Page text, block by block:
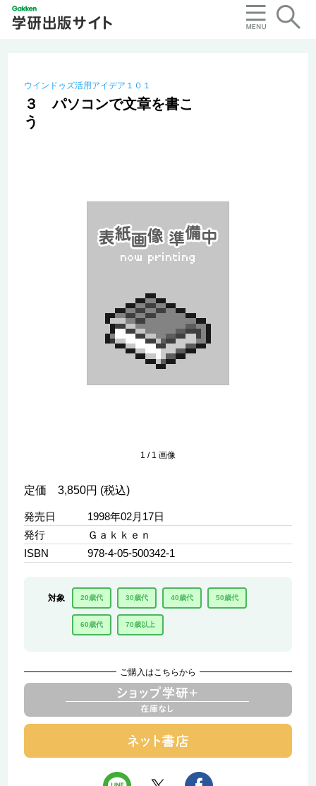
ウインドゥズ活用アイデア１０１
３ パソコンで文章を書こ
う
1 / 1 画像
定価 3,850円 (税込)
発売日
1998年02月17日
発行
Ｇａｋｋｅｎ
ISBN
978-4-05-500342-1
対象 20歳代 30歳代 40歳代 50歳代
60歳代 70歳以上
ご購入はこちらから